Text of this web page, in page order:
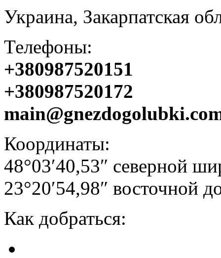
Украина, Закарпатcкая
Телефоны:
+380987520151
+380987520172
Координаты:
48°03′40,53″ северной
23°20′54,98″ восточной
Как добраться: